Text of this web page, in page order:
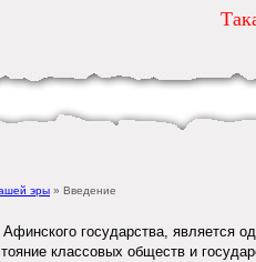
эры » Введение
государства, является
классовых обществ и